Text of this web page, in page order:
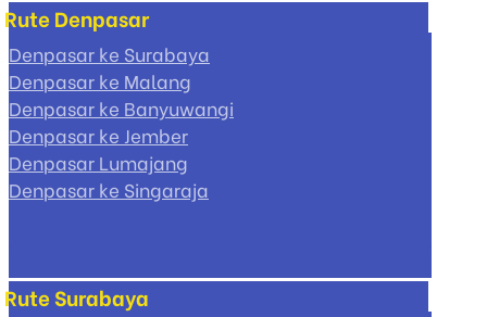
Rute Denpasar
Denpasar ke Surabaya
Denpasar ke Malang
Denpasar ke Banyuwangi
Denpasar ke Jember
Denpasar Lumajang
Denpasar ke Singaraja
Rute Surabaya